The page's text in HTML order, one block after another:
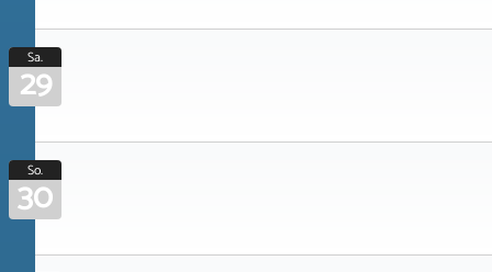
Sa.
29
So.
30